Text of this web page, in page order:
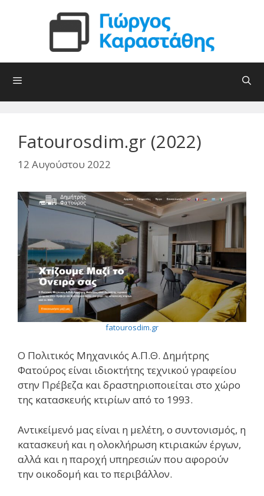
περιεχόμενο
Fatourosdim.gr (2022)
12 Αυγούστου 2022
fatourosdim.gr
Ο Πολιτικός Μηχανικός Α.Π.Θ. Δημήτρης
Φατούρος είναι ιδιοκτήτης τεχνικού γραφείου
στην Πρέβεζα και δραστηριοποιείται στο χώρο
της κατασκευής κτιρίων από το 1993.
Αντικείμενό μας είναι η μελέτη, ο συντονισμός, η
κατασκευή και η ολοκλήρωση κτιριακών έργων,
αλλά και η παροχή υπηρεσιών που αφορούν
την οικοδομή και το περιβάλλον.